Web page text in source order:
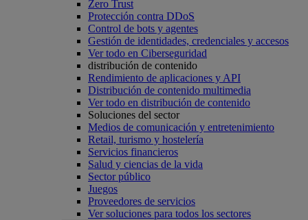
Zero Trust
Protección contra DDoS
Control de bots y agentes
Gestión de identidades, credenciales y accesos
Ver todo en Ciberseguridad
distribución de contenido
Rendimiento de aplicaciones y API
Distribución de contenido multimedia
Ver todo en distribución de contenido
Soluciones del sector
Medios de comunicación y entretenimiento
Retail, turismo y hostelería
Servicios financieros
Salud y ciencias de la vida
Sector público
Juegos
Proveedores de servicios
Ver soluciones para todos los sectores